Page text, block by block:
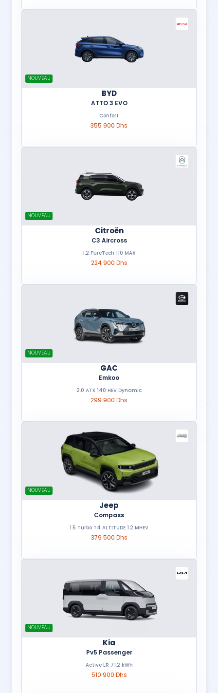
NOUVEAU
BYD
ATTO 3 EVO
Confort
355 900 Dhs
NOUVEAU
Citroën
C3 Aircross
1.2 PureTech 110 MAX
224 900 Dhs
NOUVEAU
GAC
Emkoo
2.0 ATK 140 HEV Dynamic
299 900 Dhs
NOUVEAU
Jeep
Compass
1.5 Turbo T4 ALTITUDE 1.2 MHEV
379 500 Dhs
NOUVEAU
Kia
Pv5 Passenger
Active LR 71,2 kWh
510 900 Dhs